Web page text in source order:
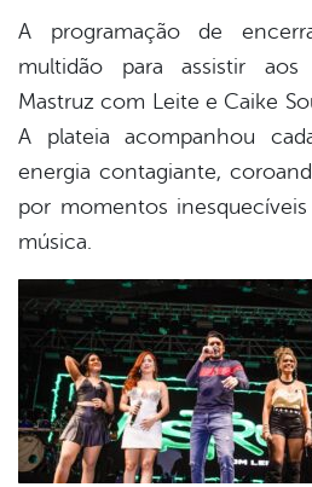
A programação de
multidão para assistir
Mastruz com Leite e Caike
A plateia acompanhou
energia contagiante,
por momentos
música.